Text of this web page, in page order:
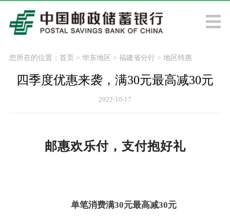
您所在的位置： 首页> 华东地区 > 福建省分行> 地区特惠
四季度优惠来袭，满30元最高减30元
2022-10-17
邮惠欢乐付， 支付抱好礼
单笔消费满30元最高减30元